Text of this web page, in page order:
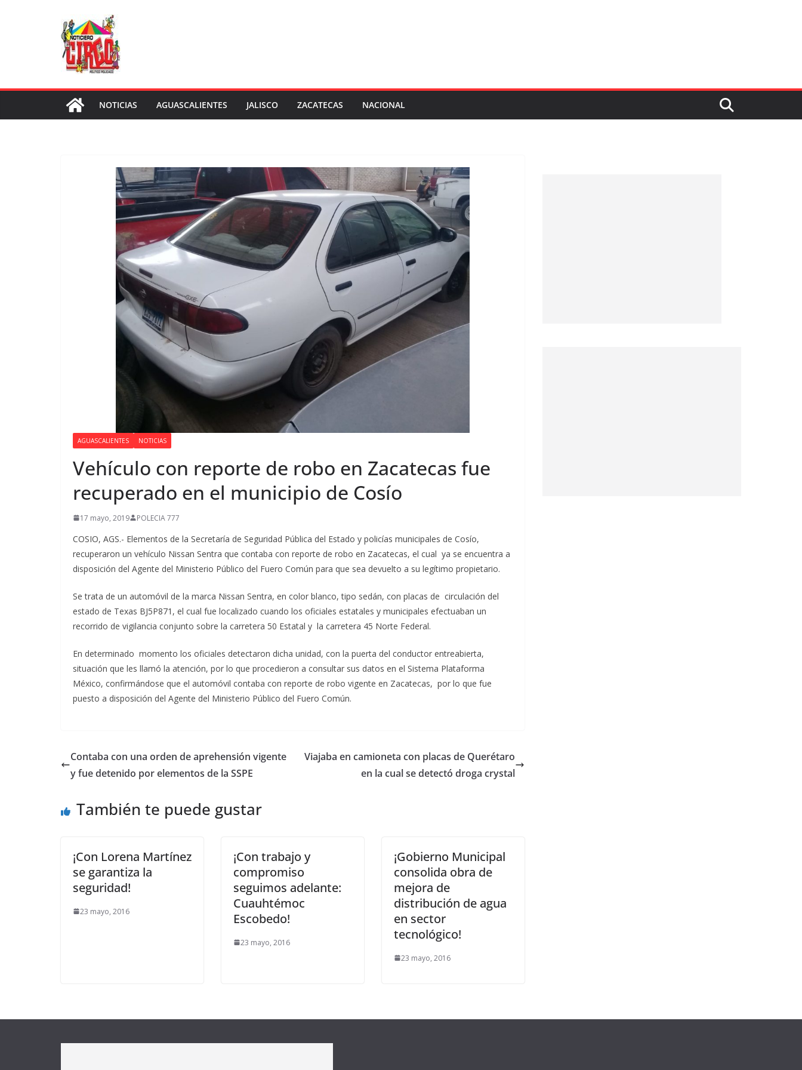
NOTICIAS AGUASCALIENTES JALISCO ZACATECAS NACIONAL
AGUASCALIENTES NOTICIAS
Vehículo con reporte de robo en Zacatecas fue
recuperado en el municipio de Cosío
17 mayo, 2019 POLECIA 777
COSIO, AGS.- Elementos de la Secretaría de Seguridad Pública del Estado y policías municipales de Cosío,
recuperaron un vehículo Nissan Sentra que contaba con reporte de robo en Zacatecas, el cual ya se encuentra a
disposición del Agente del Ministerio Público del Fuero Común para que sea devuelto a su legítimo propietario.
Se trata de un automóvil de la marca Nissan Sentra, en color blanco, tipo sedán, con placas de circulación del
estado de Texas BJ5P871, el cual fue localizado cuando los oficiales estatales y municipales efectuaban un
recorrido de vigilancia conjunto sobre la carretera 50 Estatal y la carretera 45 Norte Federal.
En determinado momento los oficiales detectaron dicha unidad, con la puerta del conductor entreabierta,
situación que les llamó la atención, por lo que procedieron a consultar sus datos en el Sistema Plataforma
México, confirmándose que el automóvil contaba con reporte de robo vigente en Zacatecas, por lo que fue
puesto a disposición del Agente del Ministerio Público del Fuero Común.
Contaba con una orden de aprehensión vigente
y fue detenido por elementos de la SSPE
Viajaba en camioneta con placas de Querétaro
en la cual se detectó droga crystal
También te puede gustar
¡Con Lorena Martínez
se garantiza la
seguridad!
23 mayo, 2016
¡Con trabajo y
compromiso
seguimos adelante:
Cuauhtémoc
Escobedo!
23 mayo, 2016
¡Gobierno Municipal
consolida obra de
mejora de
distribución de agua
en sector
tecnológico!
23 mayo, 2016